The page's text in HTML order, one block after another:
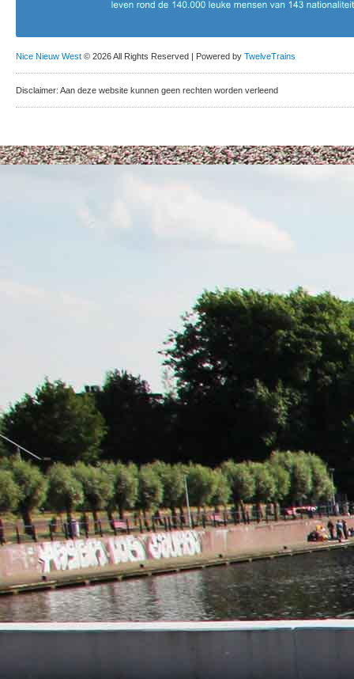
Nice Nieuw West © 2026 All Rights Reserved | Powered by TwelveTrains
Disclaimer: Aan deze website kunnen geen rechten worden verleend